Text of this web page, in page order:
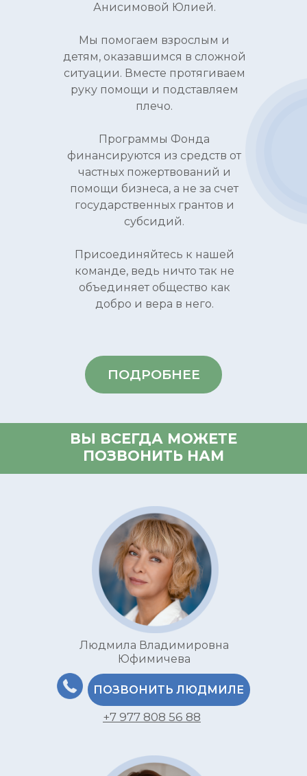
Анисимовой Юлией.
Мы помогаем взрослым и
детям, оказавшимся в сложной
ситуации. Вместе протягиваем
руку помощи и подставляем
плечо.
Программы Фонда
финансируются из средств от
частных пожертвований и
помощи бизнеса, а не за счет
государственных грантов и
субсидий.
Присоединяйтесь к нашей
команде, ведь ничто так не
объединяет общество как
добро и вера в него.
ПОДРОБНЕЕ
ВЫ ВСЕГДА МОЖЕТЕ
ПОЗВОНИТЬ НАМ
ПОЗВОНИТЬ ЛЮДМИЛЕ
+7 977 808 56 88
Людмила Владимировна
Юфимичева